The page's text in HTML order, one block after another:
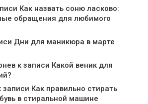
Как назвать соню ласково:
обращения для любимого
Дни для маникюра в марте
к записи Какой веник для
записи Как правильно стирать
в стиральной машине